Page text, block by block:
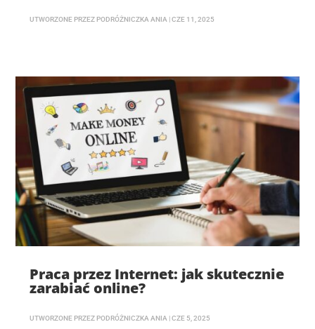
UTWORZONE PRZEZ PODRÓŻNICZKA ANIA |CZE 11, 2025
Praca przez Internet: jak skutecznie
zarabiać online?
UTWORZONE PRZEZ PODRÓŻNICZKA ANIA |CZE 5, 2025